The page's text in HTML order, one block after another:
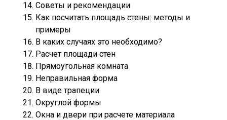
Советы и рекомендации
Как посчитать площадь стены: методы и
примеры
В каких случаях это необходимо?
Расчет площади стен
Прямоугольная комната
Неправильная форма
В виде трапеции
Округлой формы
Окна и двери при расчете материала